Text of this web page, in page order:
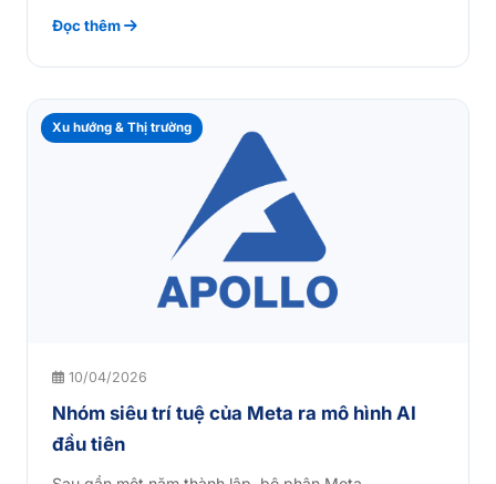
Đọc thêm
Xu hướng & Thị trường
10/04/2026
Nhóm siêu trí tuệ của Meta ra mô hình AI
đầu tiên